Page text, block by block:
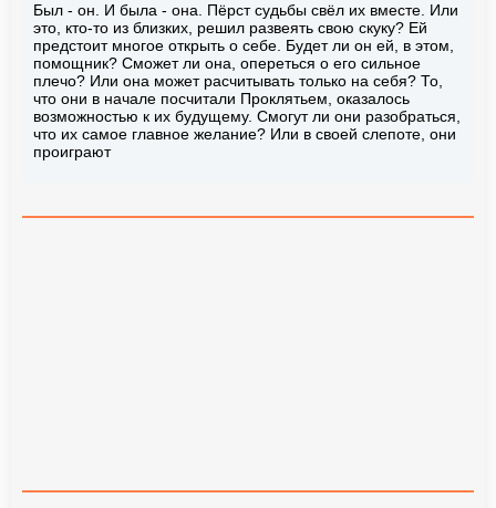
Был - он. И была - она. Пёрст судьбы свёл их вместе. Или
это, кто-то из близких, решил развеять свою скуку? Ей
предстоит многое открыть о себе. Будет ли он ей, в этом,
помощник? Сможет ли она, опереться о его сильное
плечо? Или она может расчитывать только на себя? То,
что они в начале посчитали Проклятьем, оказалось
возможностью к их будущему. Смогут ли они разобраться,
что их самое главное желание? Или в своей слепоте, они
проиграют